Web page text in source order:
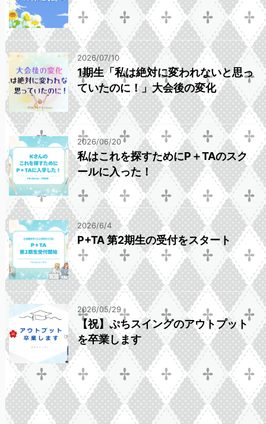
2026/07/10
1期生「私は絶対に変われないと思っ
ていたのに！」大会後の変化
2026/06/20
私はこれを探すためにP＋TAのスク
ールに入った！
2026/6/4
P+TA 第2期生の受付をスタート
2026/05/29
【祝】ぷちスイングのアウトプット
を卒業します